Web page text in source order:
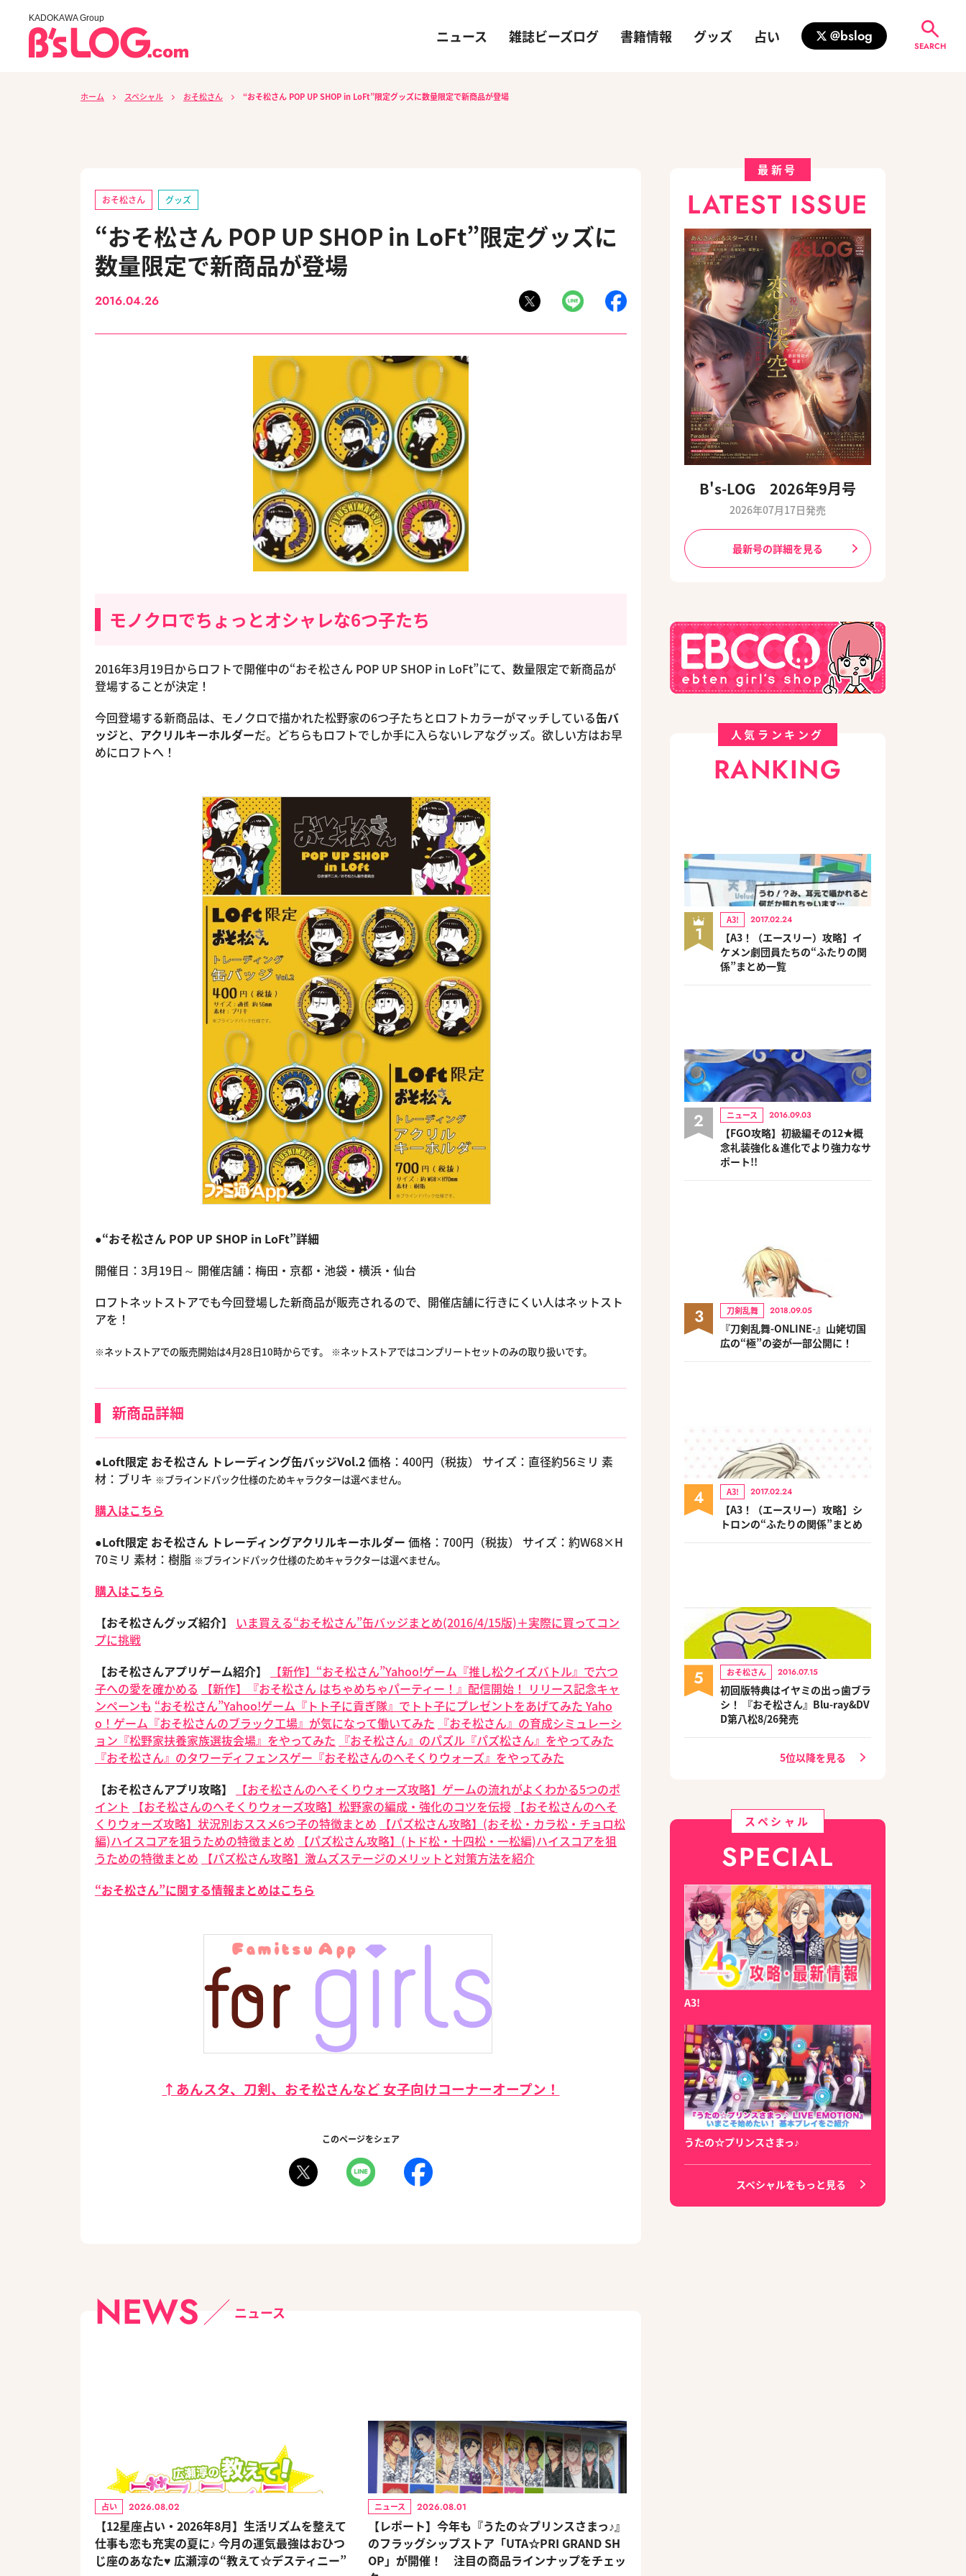
KADOKAWA Group
ニュース 雑誌ビーズログ 書籍情報 グッズ 占い @bslog
SEARCH
ホーム スペシャル おそ松さん “おそ松さん POP UP SHOP in LoFt”限定グッズに数量限定で新商品が登場
おそ松さん グッズ
“おそ松さん POP UP SHOP in LoFt”限定グッズに
数量限定で新商品が登場
2016.04.26
モノクロでちょっとオシャレな6つ子たち
2016年3月19日からロフトで開催中の“おそ松さん POP UP SHOP in LoFt”にて、数量限定で新商品が
登場することが決定！
今回登場する新商品は、モノクロで描かれた松野家の6つ子たちとロフトカラーがマッチしている缶バ
ッジと、 アクリルキーホルダーだ。どちらもロフトでしか手に入らないレアなグッズ。欲しい方はお早
めにロフトへ！
●“おそ松さん POP UP SHOP in LoFt”詳細
開催日：3月19日～ 開催店舗：梅田・京都・池袋・横浜・仙台
ロフトネットストアでも今回登場した新商品が販売されるので、開催店舗に行きにくい人はネットスト
アを！
※ネットストアでの販売開始は4月28日10時からです。 ※ネットストアではコンプリートセットのみの取り扱いです。
新商品詳細
●Loft限定 おそ松さん トレーディング缶バッジVol.2価格：400円（税抜） サイズ：直径約56ミリ 素
材：ブリキ ※ブラインドパック仕様のためキャラクターは選べません。
購入はこちら
●Loft限定 おそ松さん トレーディングアクリルキーホルダー 価格：700円（税抜） サイズ：約W68×H
70ミリ 素材：樹脂 ※ブラインドパック仕様のためキャラクターは選べません。
購入はこちら
【おそ松さんグッズ紹介】 いま買える“おそ松さん”缶バッジまとめ(2016/4/15版)＋実際に買ってコン
プに挑戦
【おそ松さんアプリゲーム紹介】
【新作】“おそ松さん”Yahoo!ゲーム『推し松クイズバトル』で六つ
子への愛を確かめる
【新作】『おそ松さん はちゃめちゃパーティー！』配信開始！ リリース記念キャ
ンペーンも “おそ松さん”Yahoo!ゲーム『トト子に貢ぎ隊』でトト子にプレゼントをあげてみた Yaho
o！ゲーム『おそ松さんのブラック工場』が気になって働いてみた 『おそ松さん』の育成シミュレーシ
ョン『松野家扶養家族選抜会場』をやってみた 『おそ松さん』のパズル『パズ松さん』をやってみた
『おそ松さん』のタワーディフェンスゲー『おそ松さんのへそくりウォーズ』をやってみた
【おそ松さんアプリ攻略】
【おそ松さんのへそくりウォーズ攻略】ゲームの流れがよくわかる5つのポ
イント
【おそ松さんのへそくりウォーズ攻略】松野家の編成・強化のコツを伝授 【おそ松さんのへそ
くりウォーズ攻略】状況別おススメ6つ子の特徴まとめ
【パズ松さん攻略】(おそ松・カラ松・チョロ松
編)ハイスコアを狙うための特徴まとめ
【パズ松さん攻略】(トド松・十四松・一松編)ハイスコアを狙
うための特徴まとめ
【パズ松さん攻略】激ムズステージのメリットと対策方法を紹介
“おそ松さん”に関する情報まとめはこちら
↑あんスタ、刀剣、おそ松さんなど 女子向けコーナーオープン！
このページをシェア
NEWS ニュース
占い 2026.08.02
【12星座占い・2026年8月】生活リズムを整えて
仕事も恋も充実の夏に♪ 今月の運気最強はおひつ
じ座のあなた♥ 広瀬淳の“教えて☆デスティニー”
ニュース 2026.08.01
【レポート】今年も『うたの☆プリンスさまっ♪』
のフラッグシップストア「UTA☆PRI GRAND SH
OP」が開催！ 注目の商品ラインナップをチェッ
最新号
LATEST ISSUE
B's-LOG 2026年9月号
2026年07月17日発売
最新号の詳細を見る
人気ランキング
RANKING
1
A3! 2017.02.24
【A3！（エースリー）攻略】イ
ケメン劇団員たちの“ふたりの関
係”まとめ一覧
2 ニュース 2016.09.03
【FGO攻略】初級編その12★概
念礼装強化＆進化でより強力なサ
ポート!!
3 刀剣乱舞 2018.09.05
『刀剣乱舞-ONLINE-』山姥切国
広の“極”の姿が一部公開に！
4 A3! 2017.02.24
【A3！（エースリー）攻略】シ
トロンの“ふたりの関係”まとめ
5 おそ松さん 2016.07.15
初回版特典はイヤミの出っ歯ブラ
シ！ 『おそ松さん』Blu-ray&DV
D第八松8/26発売
5位以降を見る
スペシャル
SPECIAL
A3!
うたの☆プリンスさまっ♪
スペシャルをもっと見る